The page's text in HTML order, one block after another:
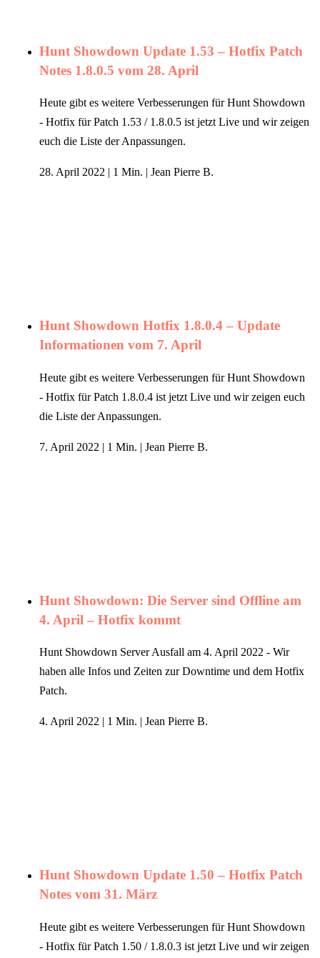
Hunt Showdown Update 1.53 – Hotfix Patch
Notes 1.8.0.5 vom 28. April
Heute gibt es weitere Verbesserungen für Hunt Showdown
- Hotfix für Patch 1.53 / 1.8.0.5 ist jetzt Live und wir zeigen
euch die Liste der Anpassungen.
28. April 2022 | 1 Min. | Jean Pierre B.
Hunt Showdown Hotfix 1.8.0.4 – Update
Informationen vom 7. April
Heute gibt es weitere Verbesserungen für Hunt Showdown
- Hotfix für Patch 1.8.0.4 ist jetzt Live und wir zeigen euch
die Liste der Anpassungen.
7. April 2022 | 1 Min. | Jean Pierre B.
Hunt Showdown: Die Server sind Offline am
4. April – Hotfix kommt
Hunt Showdown Server Ausfall am 4. April 2022 - Wir
haben alle Infos und Zeiten zur Downtime und dem Hotfix
Patch.
4. April 2022 | 1 Min. | Jean Pierre B.
Hunt Showdown Update 1.50 – Hotfix Patch
Notes vom 31. März
Heute gibt es weitere Verbesserungen für Hunt Showdown
- Hotfix für Patch 1.50 / 1.8.0.3 ist jetzt Live und wir zeigen